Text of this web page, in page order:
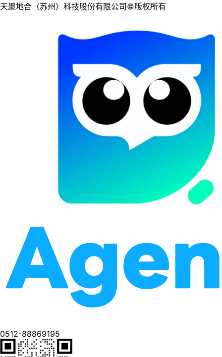
天聚地合（苏州）科技股份有限公司©版权所有
0512-88869195